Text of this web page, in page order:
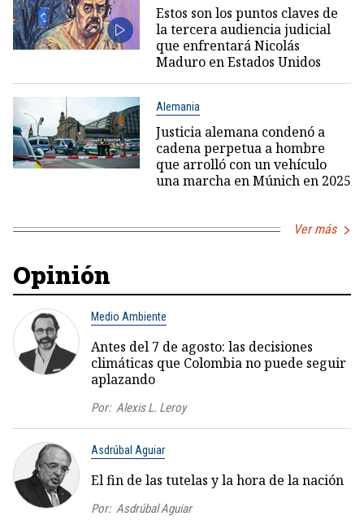
Estos son los puntos claves de
la tercera audiencia judicial
que enfrentará Nicolás
Maduro en Estados Unidos
Alemania
Justicia alemana condenó a
cadena perpetua a hombre
que arrolló con un vehículo
una marcha en Múnich en 2025
Ver más
Opinión
Medio Ambiente
Antes del 7 de agosto: las decisiones
climáticas que Colombia no puede seguir
aplazando
Por: Alexis L. Leroy
Asdrúbal Aguiar
El fin de las tutelas y la hora de la nación
Por: Asdrúbal Aguiar